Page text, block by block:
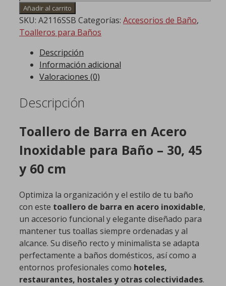
Añadir al carrito
SKU: A2116SSB Categorías: Accesorios de Baño,
Toalleros para Baños
Descripción
Información adicional
Valoraciones (0)
Descripción
Toallero de Barra en Acero
Inoxidable para Baño – 30, 45
y 60 cm
Optimiza la organización y el estilo de tu baño
con este toallero de barra en acero inoxidable,
un accesorio funcional y elegante diseñado para
mantener tus toallas siempre ordenadas y al
alcance. Su diseño recto y minimalista se adapta
perfectamente a baños domésticos, así como a
entornos profesionales como hoteles,
restaurantes, hostales y otras colectividades.